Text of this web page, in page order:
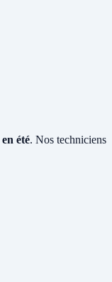
été. Nos techniciens